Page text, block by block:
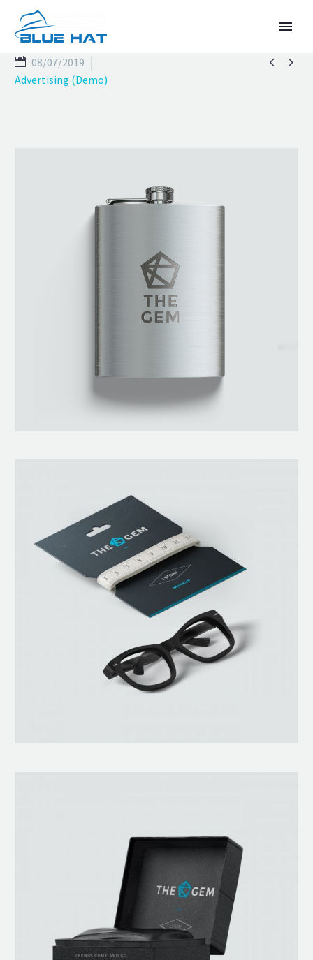
 
08/07/2019
Advertising (Demo)